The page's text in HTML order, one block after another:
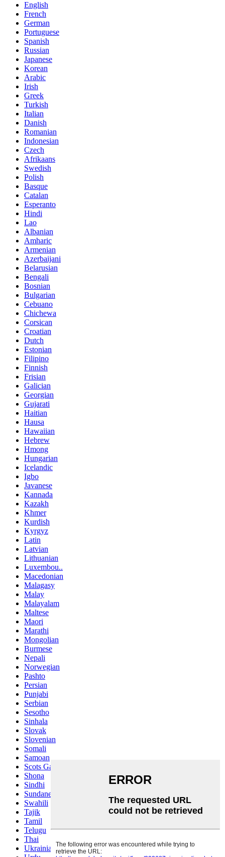
English
French
German
Portuguese
Spanish
Russian
Japanese
Korean
Arabic
Irish
Greek
Turkish
Italian
Danish
Romanian
Indonesian
Czech
Afrikaans
Swedish
Polish
Basque
Catalan
Esperanto
Hindi
Lao
Albanian
Amharic
Armenian
Azerbaijani
Belarusian
Bengali
Bosnian
Bulgarian
Cebuano
Chichewa
Corsican
Croatian
Dutch
Estonian
Filipino
Finnish
Frisian
Galician
Georgian
Gujarati
Haitian
Hausa
Hawaiian
Hebrew
Hmong
Hungarian
Icelandic
Igbo
Javanese
Kannada
Kazakh
Khmer
Kurdish
Kyrgyz
Latin
Latvian
Lithuanian
Luxembou..
Macedonian
Malagasy
Malay
Malayalam
Maltese
Maori
Marathi
Mongolian
Burmese
Nepali
Norwegian
Pashto
Persian
Punjabi
Serbian
Sesotho
Sinhala
Slovak
Slovenian
Somali
Samoan
Scots Gaelic
Shona
Sindhi
Sundanese
Swahili
Tajik
Tamil
Telugu
Thai
Ukrainian